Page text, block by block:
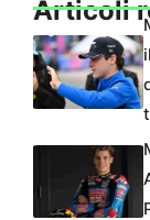
Articoli